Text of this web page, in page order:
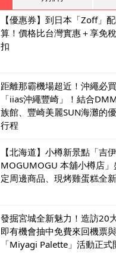
【優惠券】到日本「Zoff」
算！價格比台灣實惠＋享免
扣
距離那霸機場超近！沖繩必
「iias沖繩豐崎」！結合
族館、豐崎美麗SUN海灘的
行程
【北海道】小樽新景點「吉
MOGUMOGU 本舖小樽店
定周邊商品、現烤雞蛋糕全
發掘宮城全新魅力！造訪20
即有機會抽中免費來回機票
「Miyagi Palette」活動正式